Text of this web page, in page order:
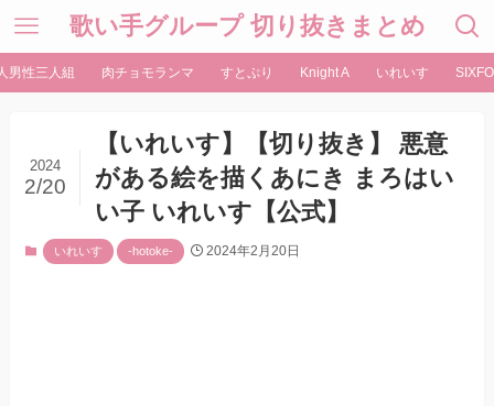
歌い手グループ 切り抜きまとめ
男性三人組 肉チョモランマ すとぷり Knight A いれいす
【いれいす】【切り抜き】 悪意
がある絵を描くあにき まろはい
い子 いれいす【公式】
2024
2/20
いれいす -hotoke- 2024年2月20日